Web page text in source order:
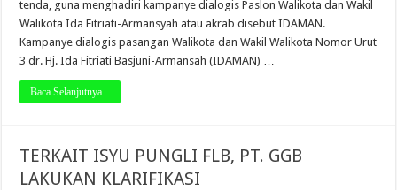
tenda, guna menghadiri kampanye dialogis Paslon Walikota dan Wakil
Walikota Ida Fitriati-Armansyah atau akrab disebut IDAMAN.
Kampanye dialogis pasangan Walikota dan Wakil Walikota Nomor Urut
3 dr. Hj. Ida Fitriati Basjuni-Armansah (IDAMAN) …
Baca Selanjutnya...
TERKAIT ISYU PUNGLI FLB, PT. GGB
LAKUKAN KLARIFIKASI